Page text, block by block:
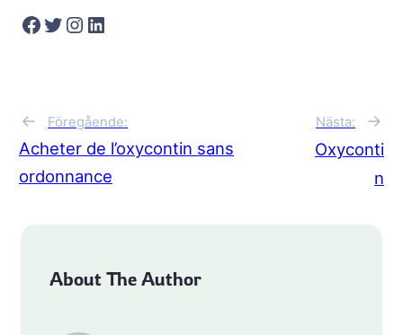
Facebook Twitter Instagram LinkedIn
← Föregående:
Acheter de l’oxycontin sans
ordonnance
Nästa:
Oxyconti
n
→
About The Author